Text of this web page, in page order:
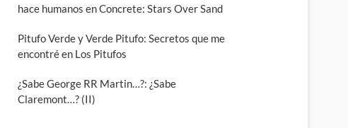
hace humanos en Concrete: Stars Over Sand
Pitufo Verde y Verde Pitufo: Secretos que me
encontré en Los Pitufos
¿Sabe George RR Martin…?: ¿Sabe
Claremont…? (II)